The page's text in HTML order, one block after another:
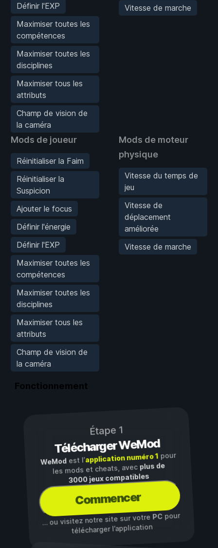
Définir l'EXP
Maximiser toutes les
compétences
Maximiser toutes les
disciplines
Maximiser tous les
attributs
Champ de vision de
la caméra
Vitesse de marche
Mods de joueur
Réinitialiser la Faim
Réinitialiser la
Suspicion
Ajouter le focus
Définir l'énergie
Définir l'EXP
Maximiser toutes les
compétences
Maximiser toutes les
disciplines
Maximiser tous les
attributs
Champ de vision de
la caméra
Mods de moteur
physique
Vitesse du temps de
jeu
Vitesse de
déplacement
améliorée
Vitesse de marche
Fonctionnement
Étape 1
Télécharger WeMod
WeModest l’application numéro 1pour
les mods et cheats, avec plus de
3000 jeux compatibles
Commencer
… ou visitez notre site sur votre PCpour
télécharger l’application